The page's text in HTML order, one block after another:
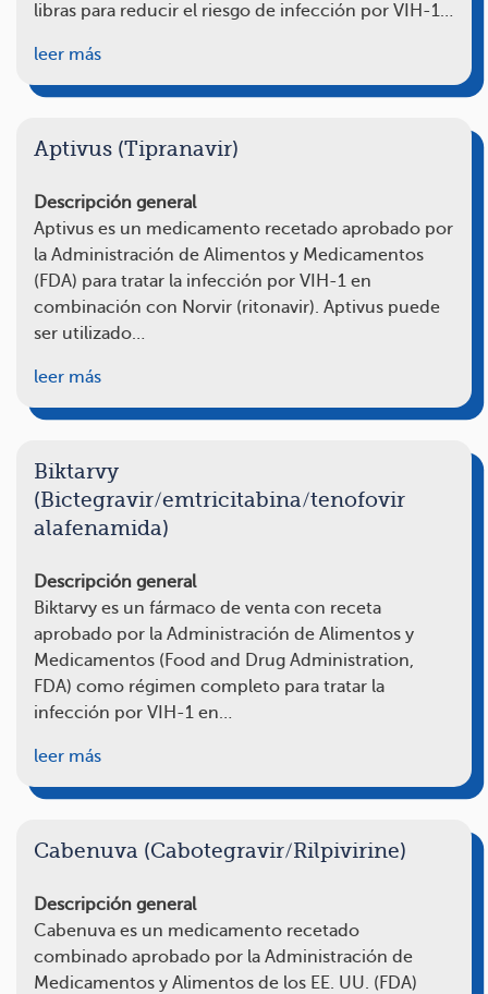
libras para reducir el riesgo de infección por VIH-1…
leer más
Aptivus (Tipranavir)
Descripción general
Aptivus es un medicamento recetado aprobado por
la Administración de Alimentos y Medicamentos
(FDA) para tratar la infección por VIH-1 en
combinación con Norvir (ritonavir). Aptivus puede
ser utilizado…
leer más
Biktarvy
(Bictegravir/emtricitabina/tenofovir
alafenamida)
Descripción general
Biktarvy es un fármaco de venta con receta
aprobado por la Administración de Alimentos y
Medicamentos (Food and Drug Administration,
FDA) como régimen completo para tratar la
infección por VIH-1 en…
leer más
Cabenuva (Cabotegravir/Rilpivirine)
Descripción general
Cabenuva es un medicamento recetado
combinado aprobado por la Administración de
Medicamentos y Alimentos de los EE. UU. (FDA)